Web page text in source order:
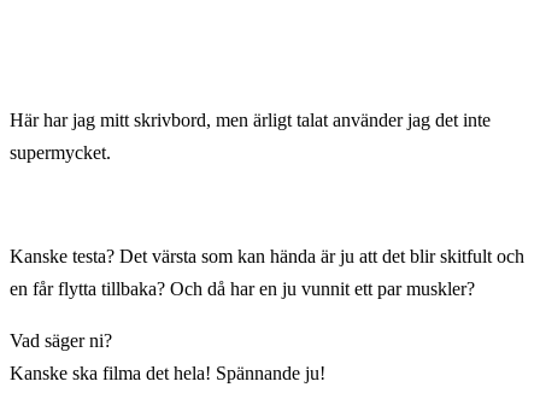
Här har jag mitt skrivbord, men ärligt talat använder jag det inte
supermycket.
Kanske testa? Det värsta som kan hända är ju att det blir skitfult och
en får flytta tillbaka? Och då har en ju vunnit ett par muskler?
Vad säger ni?
Kanske ska filma det hela! Spännande ju!